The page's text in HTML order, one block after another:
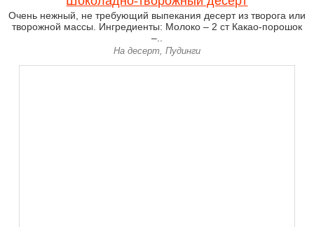
Очень нежный, не требующий выпекания десерт из творога или
творожной массы. Ингредиенты: Молоко – 2 ст Какао-порошок
–..
На десерт, Пудинги